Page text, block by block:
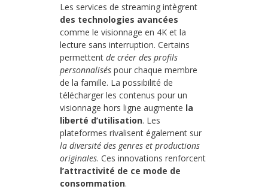
Les services de streaming intègrent
des technologies avancées
comme le visionnage en 4K et la
lecture sans interruption. Certains
permettent de créer des profils
personnalisés pour chaque membre
de la famille. La possibilité de
télécharger les contenus pour un
visionnage hors ligne augmente la
liberté d’utilisation. Les
plateformes rivalisent également sur
la diversité des genres et productions
originales. Ces innovations renforcent
l’attractivité de ce mode de
consommation.